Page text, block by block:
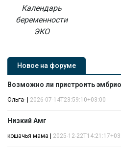
Календарь
беременности
ЭКО
Новое на форуме
Возможно ли пристроить
Ольга- 2026-07-14T23:59:10+03:00
Низкий Амг
кошачья мама 2025-12-